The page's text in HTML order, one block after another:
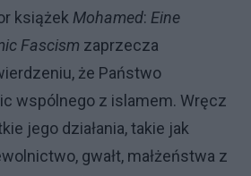
książek Mohamed: Eine
Fascism zaprzecza
że Państwo
wspólnego z islamem. Wręcz
jego działania, takie jak
gwałt, małżeństwa z